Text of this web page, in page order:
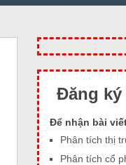
Đăng ký
Để nhận bài
Phân tích thị
Phân tích cổ